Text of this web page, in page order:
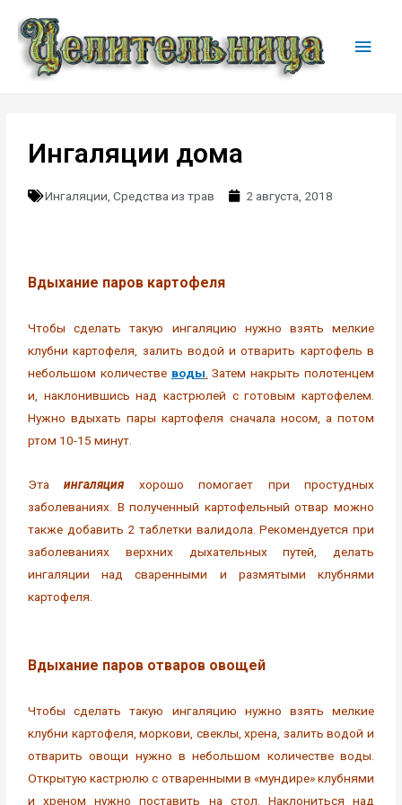
Ингаляции дома
Ингаляции ,Средства из трав 2 августа, 2018
Вдыхание паров картофеля
Чтобы сделать такую ингаляцию нужно взять мелкие
клубни картофеля, залить водой и отварить картофель в
небольшом количестве воды Затем накрыть полотенцем
и, наклонившись над кастрюлей с готовым картофелем.
Нужно вдыхать пары картофеля сначала носом, а потом
ртом 10-15 минут.
Этаингаляция хорошо помогает при простудных
заболеваниях. В полученный картофельный отвар можно
также добавить 2 таблетки валидола. Рекомендуется при
заболеваниях верхних дыхательных путей, делать
ингаляции над сваренными и размятыми клубнями
картофеля.
Вдыхание паров отваров овощей
Чтобы сделать такую ингаляцию нужно взять мелкие
клубни картофеля, моркови, свеклы, хрена, залить водой и
отварить овощи нужно в небольшом количестве воды.
Открытую кастрюлю с отваренными в «мундире» клубнями
и хреном нужно поставить на стол. Наклониться над